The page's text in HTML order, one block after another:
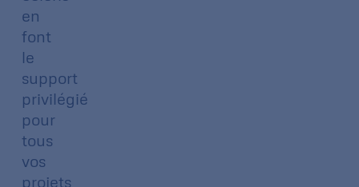
en
font
le
support
privilégié
pour
tous
vos
projets